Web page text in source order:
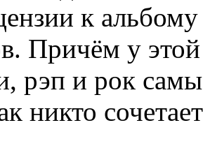
к
Причём у
рэп и рок
никто